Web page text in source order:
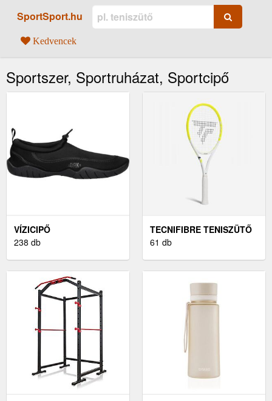
SportSport.hu
Kedvencek
Sportszer, Sportruházat, Sportcipő
VÍZICIPŐ
238 db
TECNIFIBRE TENISZÜTŐ
61 db